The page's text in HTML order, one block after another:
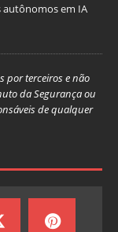
autônomos em IA
por terceiros e não
da Segurança ou
de qualquer